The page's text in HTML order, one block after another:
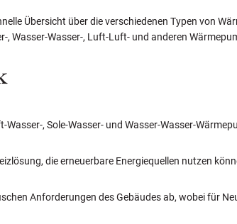
Übersicht über die verschiedenen Typen von
, Wasser-Wasser-, Luft-Luft- und anderen
, Sole-Wasser- und Wasser-Wasser-
die erneuerbare Energiequellen nutzen
Anforderungen des Gebäudes ab, wobei für